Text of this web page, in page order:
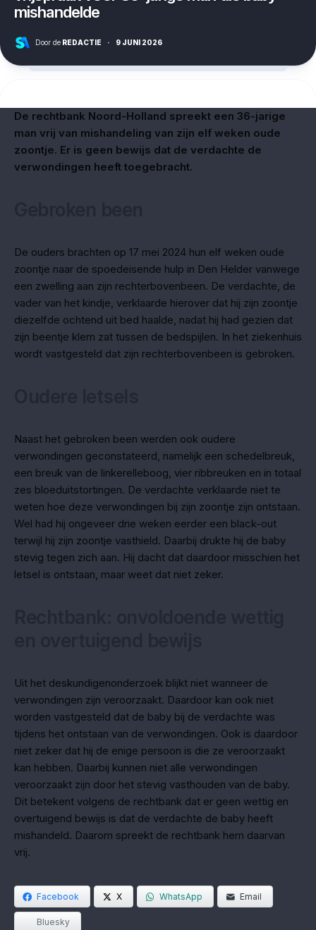
mishandelde
Door de REDACTIE · 9 JUNI 2026
De rechtbank Noord-Holland spreekt een 36-jarige
man vrij van mishandeling van zijn elf weken oude
zoontje. Er is geen bewijs dat de verdachte de
verwondingen heeft toegebracht.
De ouders brachten op 17 mei 2024 hun elf weken oude
zoontje naar de spoedeisende hulp in Den Helder vanwege
een zwelling aan zijn rechterbovenbeen. De verdachte, de
vader van het kindje, verklaarde hierover dat hij zijn zoontje
diezelfde ochtend uit bed haalde, nadat hij had gezien dat
zijn beentje klem zat tussen de bedspijlen. In het ziekenhuis
wordt vastgesteld dat zijn rechterbovenbeen is gebroken.
Naast het gebroken been werden ook oudere
verwondingen geconstateerd, namelijk een schedelbreuk,
een breuk van de linkerelleboog, vier ribbreuken en in totaal
zes bloeduitstortingen. De verdachte verklaarde niet te
weten hoe deze verwondingen bij zijn zoontje zijn ontstaan.
Wel had hij ongeveer drie weken eerder een black-out
terwijl hij zijn zoontje vasthield. Daarbij drukte hij de baby
stevig tegen zich aan. Hij dacht dat daardoor misschien het
letsel is ontstaan, maar weet dat niet zeker.
Uit het deskundigenonderzoek blijkt niet wanneer de
verwondingen zijn veroorzaakt. Daardoor kan ook niet
worden vastgesteld dat de baby bij de verdachte was
tijdens het ontstaan van de verwondingen. Ook is daardoor
niet zeker dat hij de enige persoon is die ze veroorzaakt
kan hebben. Daarbij kunnen niet alle verwondingen
veroorzaakt zijn door het stevig vasthouden van de baby.
Dit betekent volgens de rechtbank dat er geen wettig en
overtuigend bewijs is dat de verdachte de baby heeft
mishandeld. Daarom spreekt de rechtbank hem daarvan
vrij.
Facebook X WhatsApp Email
Bluesky